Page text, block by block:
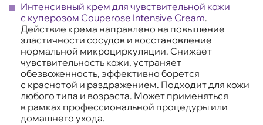
Интенсивный крем для чувствительной кожи
с куперозом Couperose Intensive Cream.
Действие крема направлено на повышение
эластичности сосудов и восстановление
нормальной микроциркуляции. Снижает
чувствительность кожи, устраняет
обезвоженность, эффективно борется
с краснотой и раздражением. Подходит для кожи
любого типа и возраста. Может применяться
в рамках профессиональной процедуры или
домашнего ухода.